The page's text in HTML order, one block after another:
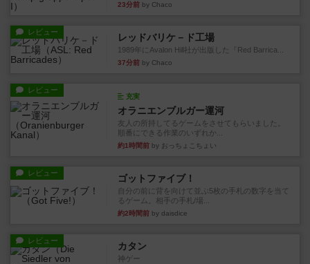
23分前 by Chaco
レビュー レッドバリケ－ド工場
1989年にAvalon Hill社が出版した『Red Barrica...
37分前 by Chaco
レビュー
充実
オラニエンブルガー運河
友人の所持してるゲームをさせてもらいました。
順番にできる作業のいずれか...
約1時間前 by おっちょこちょい
レビュー ゴットファイブ！
自分の前に背を向けて並ぶ5枚の手札の数字を当て
るゲーム。相手の手札/場...
約2時間前 by daisdice
レビュー カタン
神ゲー